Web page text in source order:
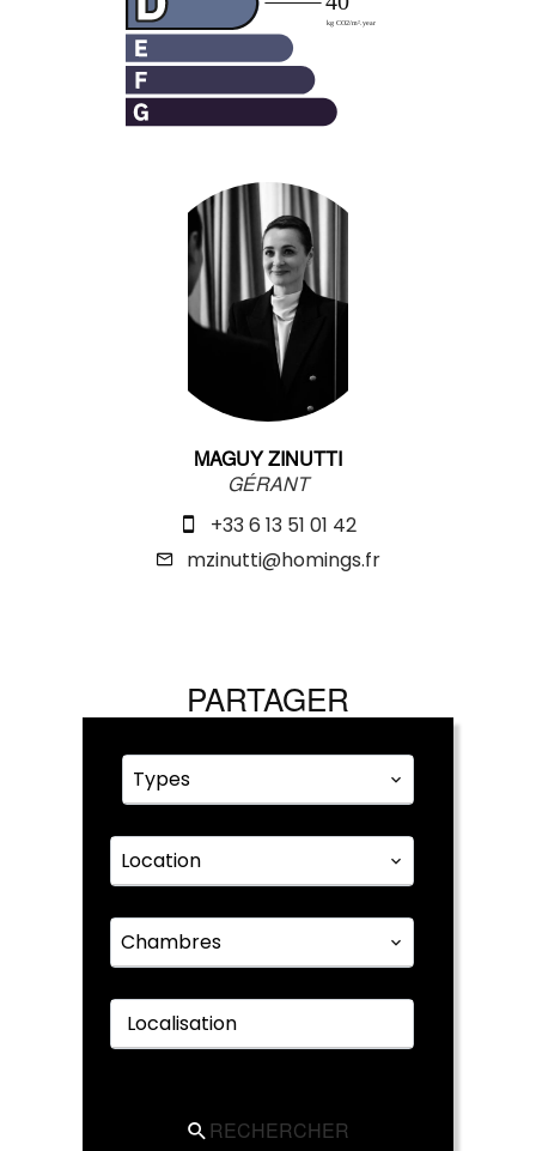
MAGUY ZINUTTI
GÉRANT
+33 6 13 51 01 42
mzinutti@homings.fr
PARTAGER
Types
Location
Chambres
Localisation
RECHERCHER